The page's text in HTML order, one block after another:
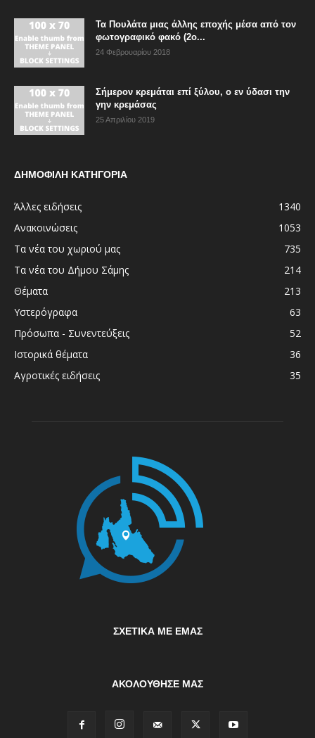
Τα Πουλάτα μιας άλλης εποχής μέσα από τον
φωτογραφικό φακό (2ο...
24 Φεβρουαρίου 2018
Σήμερον κρεμάται επί ξύλου, ο εν ύδασι την
γην κρεμάσας
25 Απριλίου 2019
ΔΗΜΟΦΙΛΗ ΚΑΤΗΓΟΡΙΑ
Άλλες ειδήσεις
1340
Ανακοινώσεις
1053
Τα νέα του χωριού μας
735
Τα νέα του Δήμου Σάμης
214
Θέματα
213
Υστερόγραφα
63
Πρόσωπα - Συνεντεύξεις
52
Ιστορικά θέματα
36
Αγροτικές ειδήσεις
35
ΣΧΕΤΙΚΆ ΜΕ ΕΜΆΣ
ΑΚΟΛΟΥΘΗΣΕ ΜΑΣ